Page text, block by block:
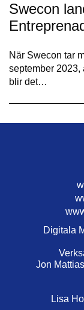
Swecon
När Swecon tar
september 2023,
blir det…
Digitala
Jon
Lisa